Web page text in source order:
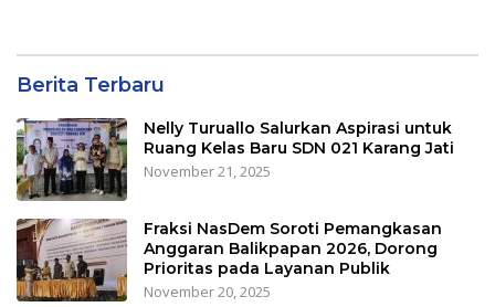
Berita Terbaru
Nelly Turuallo Salurkan Aspirasi untuk
Ruang Kelas Baru SDN 021 Karang Jati
November 21, 2025
Fraksi NasDem Soroti Pemangkasan
Anggaran Balikpapan 2026, Dorong
Prioritas pada Layanan Publik
November 20, 2025